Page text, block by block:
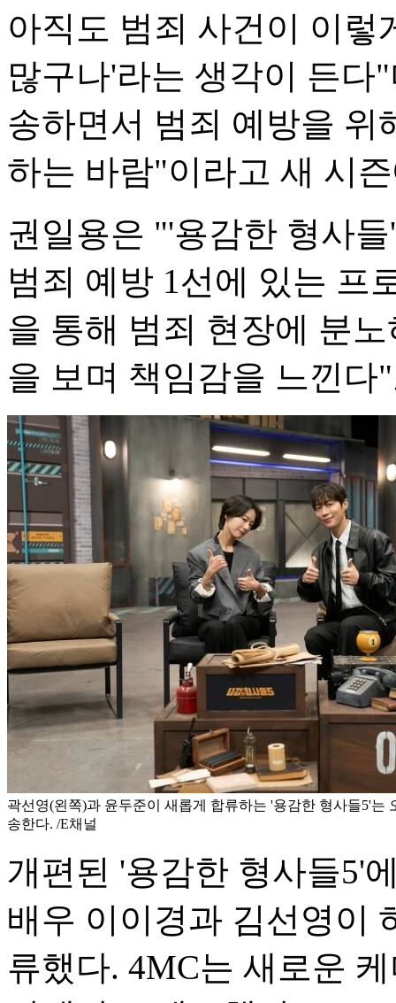
아직도 범죄 사건이 이렇
많구나'라는 생각이 든다
송하면서 범죄 예방을 위
하는 바람"이라고 새 시
권일용은 "'용감한 형사
범죄 예방 1선에 있는 프
을 통해 범죄 현장에 분
을 보며 책임감을 느낀다
곽선영(왼쪽)과 윤두준이 새롭게 합류하는 '용감한 형사들5'는
송한다. /E채널
개편된 '용감한 형사들5'
배우 이이경과 김선영이
류했다. 4MC는 새로운